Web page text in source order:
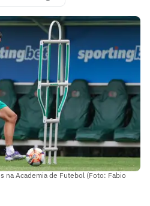
na Academia de Futebol (Foto: Fabio